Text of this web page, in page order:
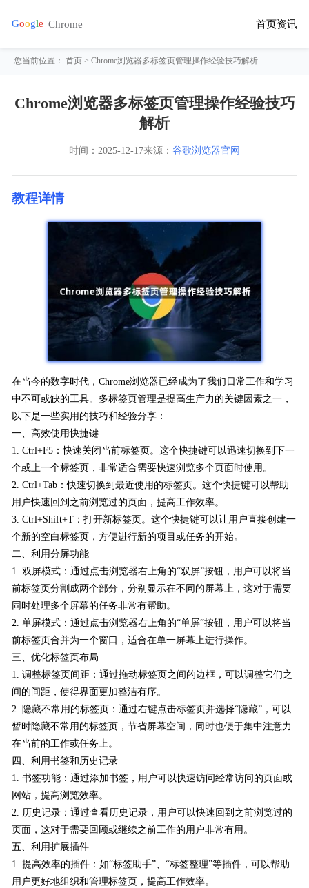
首页资讯
您当前位置：首页 > Chrome浏览器多标签页管理操作经验技巧解析
Chrome浏览器多标签页管理操作经验技巧
解析
时间： 2025-12-17来源： 谷歌浏览器官网
教程详情
在当今的数字时代，Chrome浏览器已经成为了我们日常工作和学习
中不可或缺的工具。多标签页管理是提高生产力的关键因素之一，
以下是一些实用的技巧和经验分享：
一、高效使用快捷键
1. Ctrl+F5：快速关闭当前标签页。这个快捷键可以迅速切换到下一
个或上一个标签页，非常适合需要快速浏览多个页面时使用。
2. Ctrl+Tab：快速切换到最近使用的标签页。这个快捷键可以帮助
用户快速回到之前浏览过的页面，提高工作效率。
3. Ctrl+Shift+T：打开新标签页。这个快捷键可以让用户直接创建一
个新的空白标签页，方便进行新的项目或任务的开始。
二、利用分屏功能
1. 双屏模式：通过点击浏览器右上角的“双屏”按钮，用户可以将当
前标签页分割成两个部分，分别显示在不同的屏幕上，这对于需要
同时处理多个屏幕的任务非常有帮助。
2. 单屏模式：通过点击浏览器右上角的“单屏”按钮，用户可以将当
前标签页合并为一个窗口，适合在单一屏幕上进行操作。
三、优化标签页布局
1. 调整标签页间距：通过拖动标签页之间的边框，可以调整它们之
间的间距，使得界面更加整洁有序。
2. 隐藏不常用的标签页：通过右键点击标签页并选择“隐藏”，可以
暂时隐藏不常用的标签页，节省屏幕空间，同时也便于集中注意力
在当前的工作或任务上。
四、利用书签和历史记录
1. 书签功能：通过添加书签，用户可以快速访问经常访问的页面或
网站，提高浏览效率。
2. 历史记录：通过查看历史记录，用户可以快速回到之前浏览过的
页面，这对于需要回顾或继续之前工作的用户非常有用。
五、利用扩展插件
1. 提高效率的插件：如“标签助手”、“标签整理”等插件，可以帮助
用户更好地组织和管理标签页，提高工作效率。